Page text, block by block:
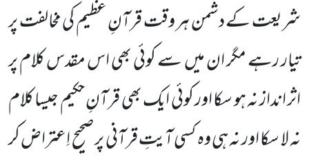
شریعت کے دشمن ہر وقت قرآنِ عظیم کی مخالفت پر
تیار رہے مگر ان میں سے کوئی بھی اس مقدس کلام پر
اثر انداز نہ ہو سکا اور کوئی ایک بھی قرآنِ حکیم جیسا کلام
نہ لا سکا اور نہ ہی وہ کسی آیتِ قرآنی پر صحیح اِعتراض کر